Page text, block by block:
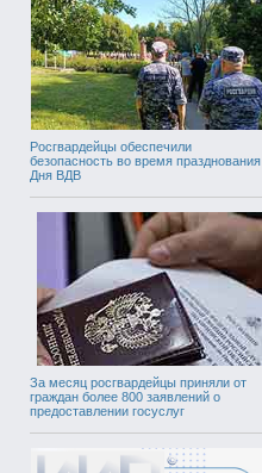
Росгвардейцы обеспечили
безопасность во время празднования
Дня ВДВ
За месяц росгвардейцы приняли от
граждан более 800 заявлений о
предоставлении госуслуг